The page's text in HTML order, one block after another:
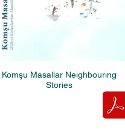
Komşu Masallar Neighbouring
Stories